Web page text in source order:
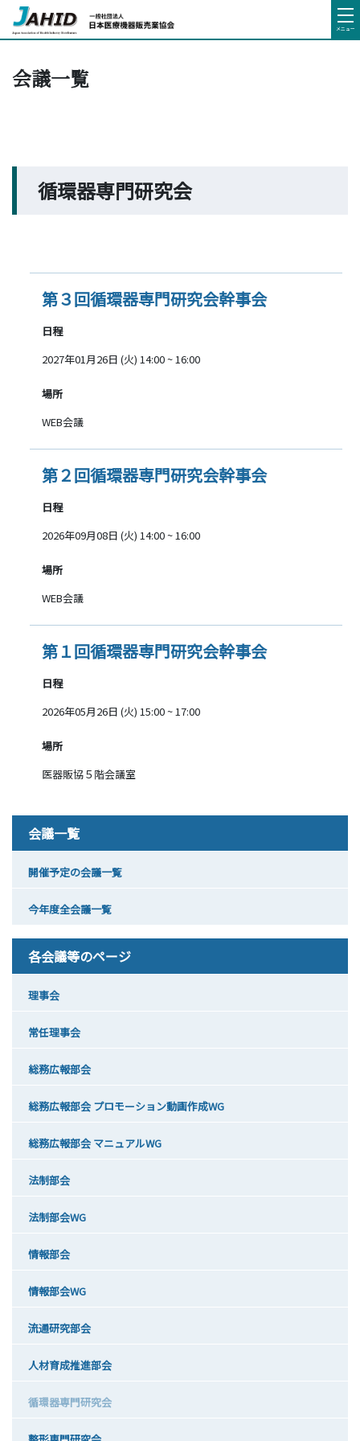
メニュー
会議一覧
循環器専門研究会
第３回循環器専門研究会幹事会
日程
2027年01月26日 (火) 14:00 ~ 16:00
場所
WEB会議
第２回循環器専門研究会幹事会
日程
2026年09月08日 (火) 14:00 ~ 16:00
場所
WEB会議
第１回循環器専門研究会幹事会
日程
2026年05月26日 (火) 15:00 ~ 17:00
場所
医器販協５階会議室
会議一覧
開催予定の会議一覧
今年度全会議一覧
各会議等のページ
理事会
常任理事会
総務広報部会
総務広報部会 プロモーション動画作成WG
総務広報部会 マニュアルWG
法制部会
法制部会WG
情報部会
情報部会WG
流通研究部会
人材育成推進部会
循環器専門研究会